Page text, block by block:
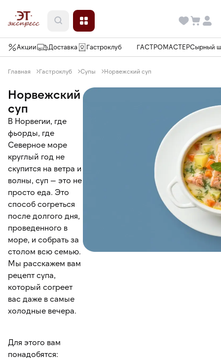
Акции Доставка Гастроклуб ГАСТРОМАСТЕРСырный
Главная Гастроклуб Супы Норвежский суп
Норвежский
суп
В Норвегии, где
фьорды, где
Северное море
круглый год не
скупится на ветра и
волны, суп — это не
просто еда. Это
способ согреться
после долгого дня,
проведенного в
море, и собрать за
столом всю семью.
Мы расскажем вам
рецепт супа,
который согреет
вас даже в самые
холодные вечера.
Для этого вам
понадобятся: